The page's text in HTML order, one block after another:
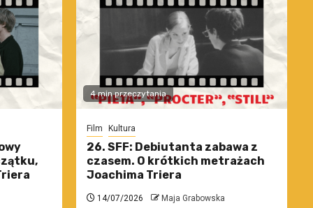
4 min przeczytania
Film Kultura
26. SFF: Debiutanta zabawa z
czasem. O krótkich metrażach
Joachima Triera
14/07/2026 Maja Grabowska